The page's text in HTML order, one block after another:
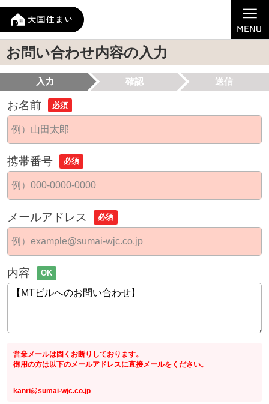
お問い合わせ内容の入力
入力 確認 送信
お名前 必須
携帯番号 必須
メールアドレス 必須
内容 OK
営業メールは固くお断りしております。
御用の方は以下のメールアドレスに直接メールをください。
kanri@sumai-wjc.co.jp